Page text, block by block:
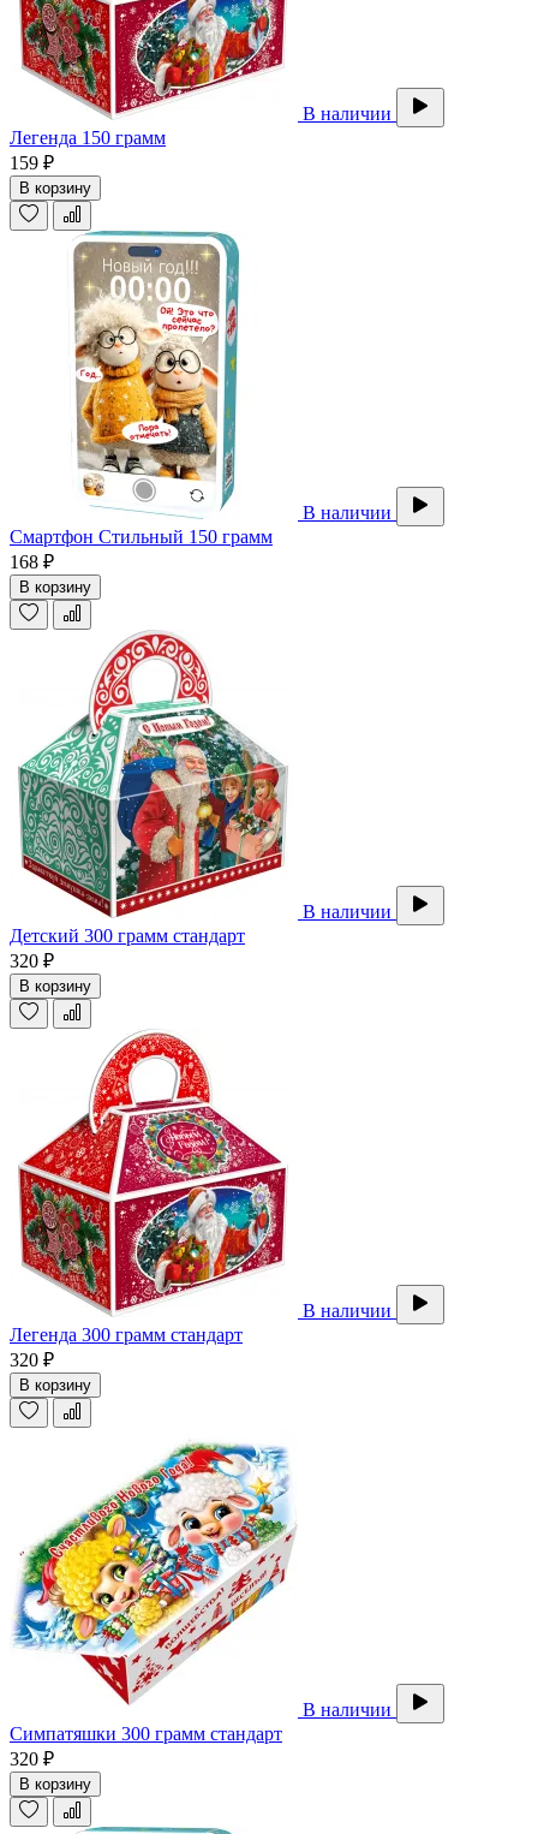
В наличии
Легенда 150 грамм
159 ₽
В корзину
В наличии
Смартфон Стильный 150 грамм
168 ₽
В корзину
В наличии
Детский 300 грамм стандарт
320 ₽
В корзину
В наличии
Легенда 300 грамм стандарт
320 ₽
В корзину
В наличии
Симпатяшки 300 грамм стандарт
320 ₽
В корзину